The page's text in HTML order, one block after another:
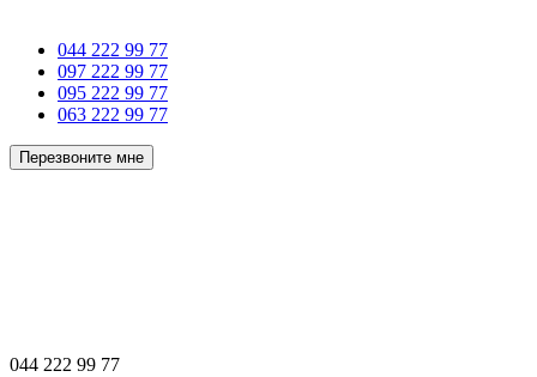
044 222 99 77
097 222 99 77
095 222 99 77
063 222 99 77
Перезвоните мне
044 222 99 77